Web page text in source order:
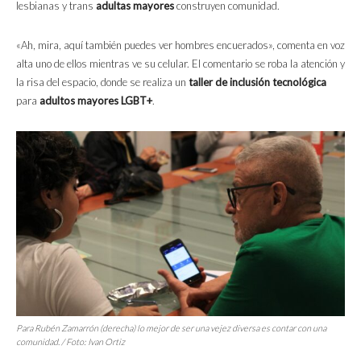
lesbianas y trans adultas mayoresconstruyen comunidad.
«Ah, mira, aquí también puedes ver hombres encuerados», comenta en voz
alta uno de ellos mientras ve su celular. El comentario se roba la atención y
la risa del espacio, donde se realiza un taller de inclusión tecnológica
para adultos mayores LGBT+.
Para Rubén Zamarrón (derecha) lo mejor de ser una vejez diversa es contar con una
comunidad. / Foto: Ivan Ortiz